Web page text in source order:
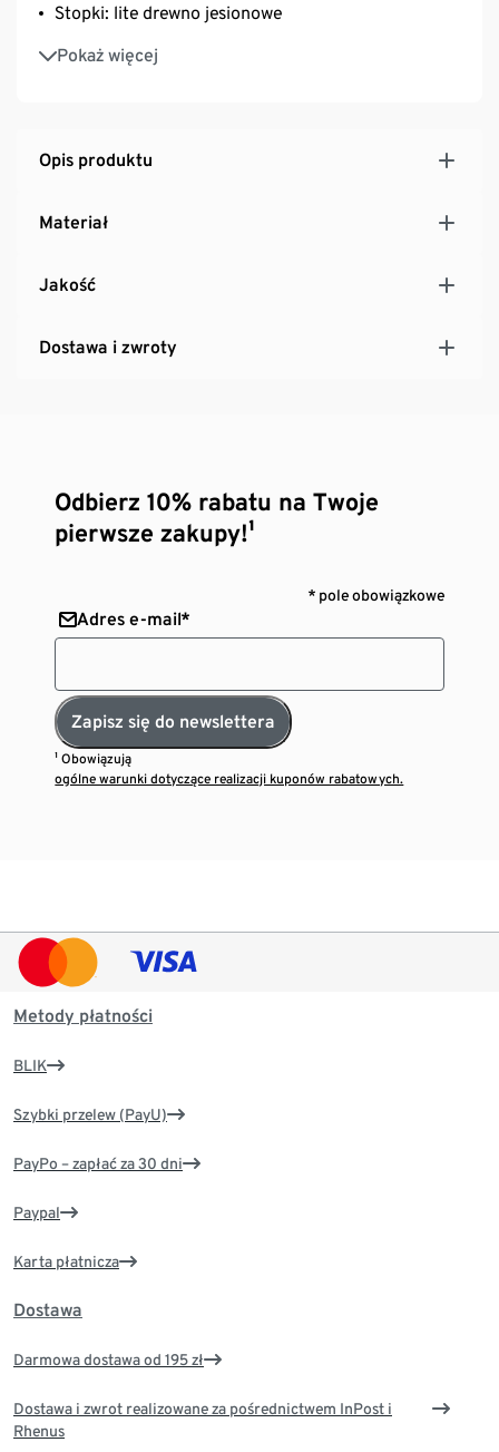
Stopki: lite drewno jesionowe
Pokaż więcej
Idealne również w połączeniu z komodą lub regałem
Opis produktu
Materiał
Jakość
Dostawa i zwroty
Odbierz 10% rabatu na Twoje
pierwsze zakupy!¹
* pole obowiązkowe
Adres e-mail*
Zapisz się do newslettera
¹ Obowiązują
ogólne warunki dotyczące realizacji kuponów rabatowych.
Metody płatności
BLIK
Szybki przelew (PayU)
PayPo – zapłać za 30 dni
Paypal
Karta płatnicza
Dostawa
Darmowa dostawa od 195 zł
Dostawa i zwrot realizowane za pośrednictwem InPost i
Rhenus